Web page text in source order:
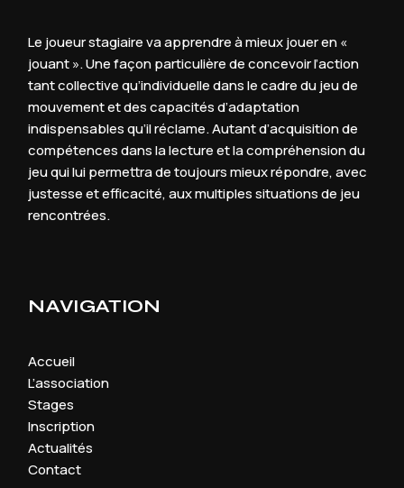
Le joueur stagiaire va apprendre à mieux jouer en «
jouant ». Une façon particulière de concevoir l’action
tant collective qu’individuelle dans le cadre du jeu de
mouvement et des capacités d’adaptation
indispensables qu’il réclame. Autant d’acquisition de
compétences dans la lecture et la compréhension du
jeu qui lui permettra de toujours mieux répondre, avec
justesse et efficacité, aux multiples situations de jeu
rencontrées.
NAVIGATION
Accueil
L’association
Stages
Inscription
Actualités
Contact